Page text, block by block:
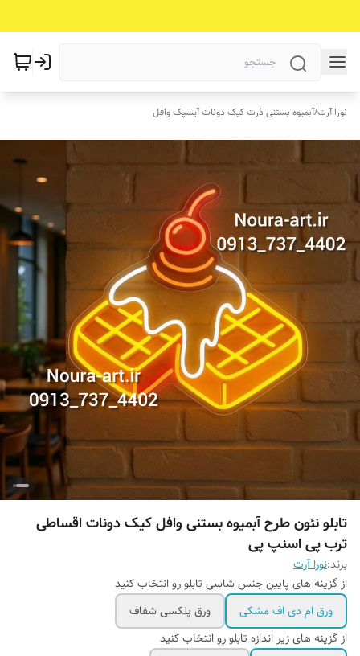
نورا آرت/آبمیوه بستنی ذرت کیک دونات آیسپک وافل
تابلو نئون طرح آبمیوه بستنی وافل کیک دونات اقساطی
ترب پی اسنپ پی
برند:نورا آرت
از گزینه های پایین جنس شاسی تابلو رو انتخاب کنید
ورق ام دی اف مشکی
ورق پلکسی شفاف
از گزینه های زیر اندازه تابلو رو انتخاب کنید